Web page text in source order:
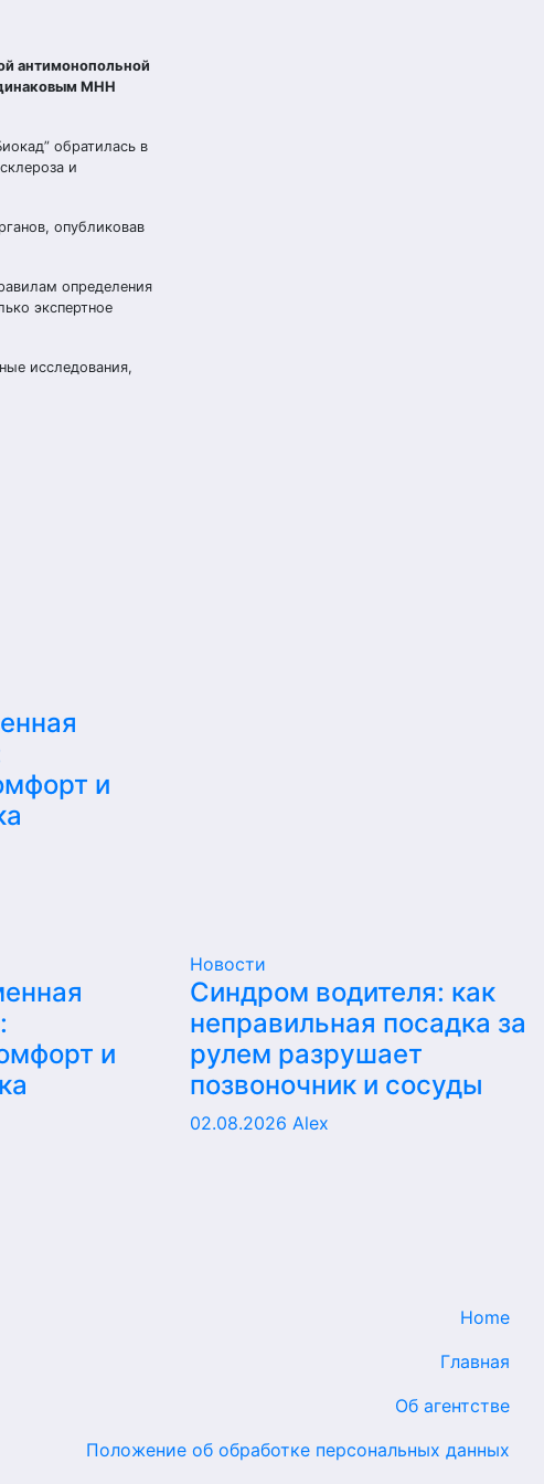
антимонопольной
МНН
обратилась в
и
опубликовав
определения
экспертное
исследования,
и
и
Новости
Синдром водителя: как
неправильная посадка за
рулем разрушает
позвоночник и сосуды
02.08.2026 Alex
Home
Главная
Об агентстве
Положение об обработке персональных данных